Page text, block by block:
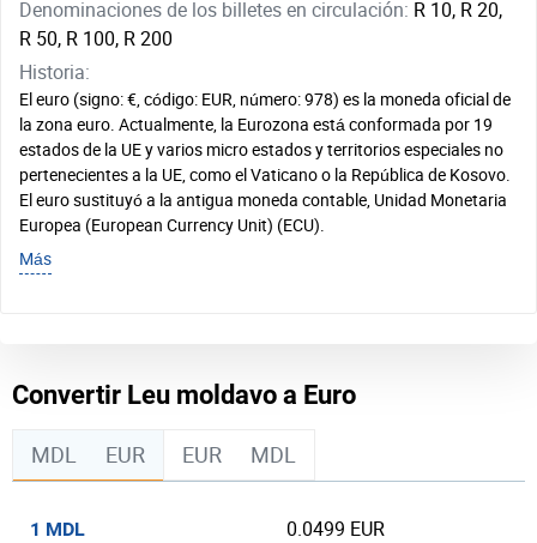
Denominaciones de los billetes en circulación: R 10, R 20,
R 50, R 100, R 200
Historia:
El euro (signo: €, código: EUR, número: 978) es la moneda oficial de
la zona euro. Actualmente, la Eurozona está conformada por 19
estados de la UE y varios micro estados y territorios especiales no
pertenecientes a la UE, como el Vaticano o la República de Kosovo.
El euro sustituyó a la antigua moneda contable, Unidad Monetaria
Europea (European Currency Unit) (ECU).
Más
Convertir Leu moldavo a Euro
MDL EUR EUR MDL
1 MDL 0.0499 EUR